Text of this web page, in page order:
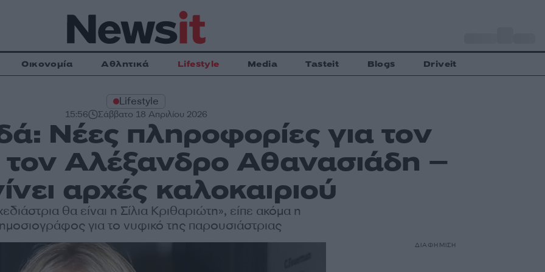
Οικονομία Αθλητικά Lifestyle Media Tasteit Blogs Driveit
Lifestyle
15:56 Σάββατο 18 Απριλίου 2026
Νέες πληροφορίες για τον
τον Αλέξανδρο Αθανασιάδη –
αρχές καλοκαιριού
θα είναι η Σίλια Κριθαριώτη», είπε ακόμα η
για το νυφικό της παρουσιάστριας
ΔΙΑΦΗΜΙΣΗ